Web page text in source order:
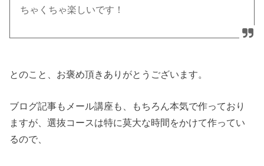
ちゃくちゃ楽しいです！
とのこと、お褒め頂きありがとうございます。
ブログ記事もメール講座も、もちろん本気で作っており
ますが、選抜コースは特に莫大な時間をかけて作ってい
るので、